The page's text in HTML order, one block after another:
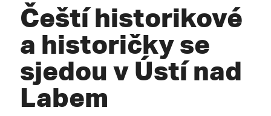
Čeští historikové
a historičky se
sjedou v Ústí nad
Labem